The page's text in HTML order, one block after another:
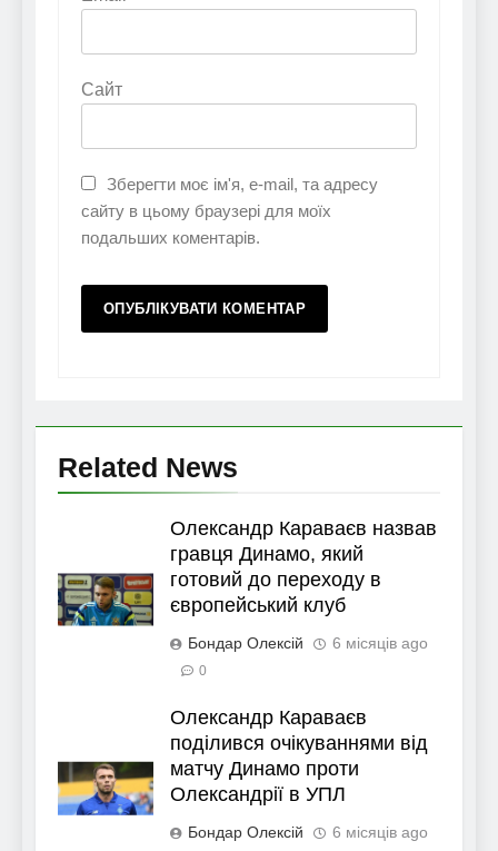
Сайт
Зберегти моє ім'я, e-mail, та адресу
сайту в цьому браузері для моїх
подальших коментарів.
Related News
Олександр Караваєв назвав
гравця Динамо, який
готовий до переходу в
європейський клуб
Бондар Олексій 6 місяців ago
0
Олександр Караваєв
поділився очікуваннями від
матчу Динамо проти
Олександрії в УПЛ
Бондар Олексій 6 місяців ago